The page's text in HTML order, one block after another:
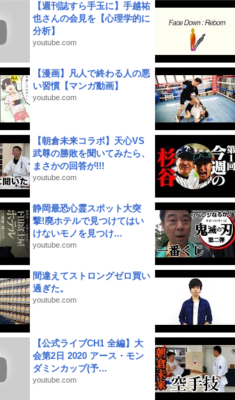
【週刊誌すら手玉に】手越祐
也さんの会見を【心理学的に
分析】
youtube.com
【漫画】凡人で終わる人の悪
い習慣【マンガ動画】
youtube.com
【朝倉未来コラボ】天心VS
武尊の勝敗を聞いてみたら、
まさかの回答が!!!
youtube.com
静岡最恐心霊スポット大突
撃!廃ホテルで見つけてはい
けないモノを見つけ...
youtube.com
間違えてストロングゼロ買い
過ぎた。
youtube.com
【公式ライブCH1 全編】大
会第2日 2020 アース・モン
ダミンカップ(予...
youtube.com